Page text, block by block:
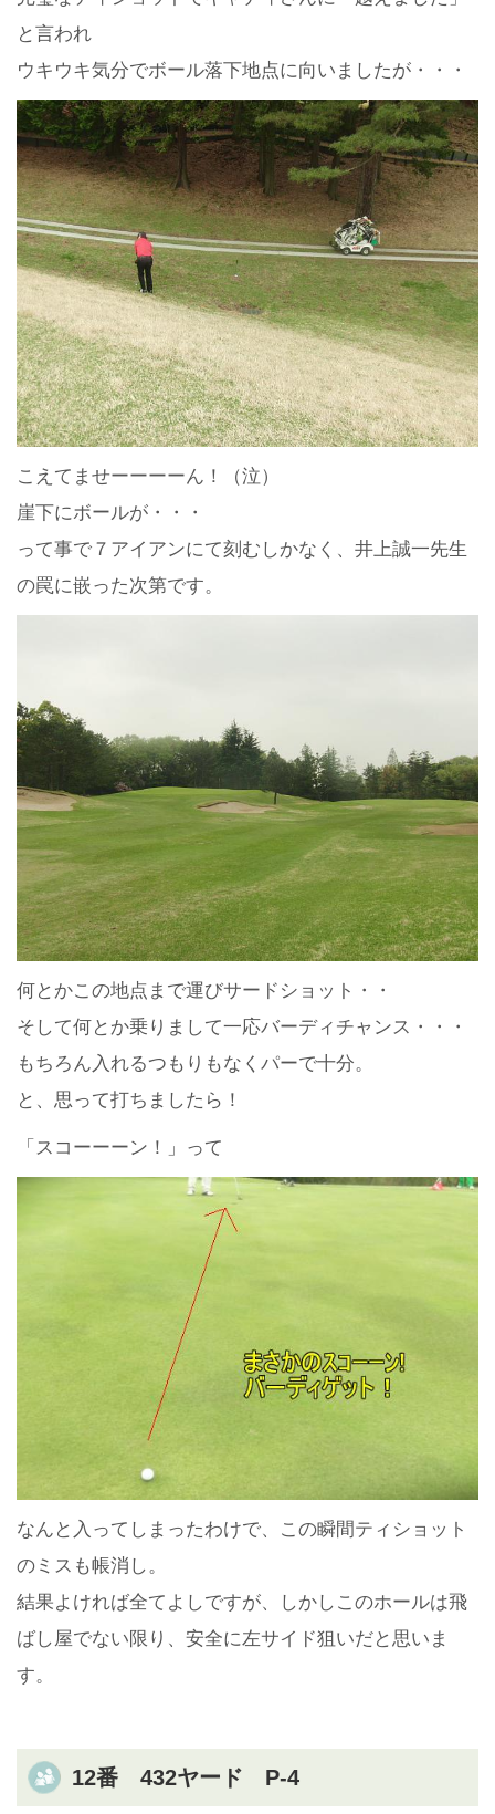
と言われ
ウキウキ気分でボール落下地点に向いましたが・・・
こえてませーーーーん！（泣）
崖下にボールが・・・
って事で７アイアンにて刻むしかなく、井上誠一先生
の罠に嵌った次第です。
何とかこの地点まで運びサードショット・・
そして何とか乗りまして一応バーディチャンス・・・
もちろん入れるつもりもなくパーで十分。
と、思って打ちましたら！
「スコーーーン！」って
なんと入ってしまったわけで、この瞬間ティショット
のミスも帳消し。
結果よければ全てよしですが、しかしこのホールは飛
ばし屋でない限り、安全に左サイド狙いだと思いま
す。
12番 432ヤード P-4